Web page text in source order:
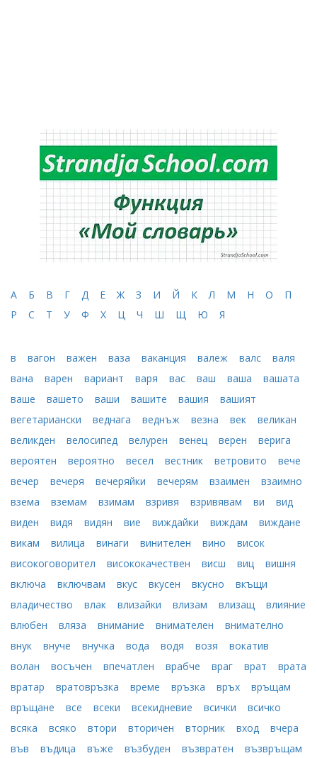
А Б В Г Д Е Ж З И Й К Л М Н О
П
Р
С Т У Ф Х Ц Ч Ш Щ Ю Я
в вагон важен ваза ваканция валеж валс
валя
вана
варен вариант варя вас ваш ваша
вашата
ваше
вашето ваши вашите вашия
вашият
вегетариански
веднага веднъж везна век
великан
великден
велосипед велурен венец верен
верига
вероятен
вероятно весел вестник ветровито
вече
вечер
вечеря вечеряйки вечерям взаимен
взаимно
взема
вземам взимам взривя взривявам ви
вид
виден
видя видян вие виждайки виждам
виждане
викам
вилица винаги винителен вино
висок
високоговорител
висококачествен висш виц
вишня
включа
включвам вкус вкусен вкусно
вкъщи
владичество
влак влизайки влизам влизащ
влияние
влюбен
вляза внимание внимателен
внимателно
внук
внуче внучка вода водя возя
вокатив
волан
восъчен впечатлен врабче враг врат
врата
вратар
вратовръзка време връзка връх
връщам
връщане
все всеки всекидневие всички
всичко
всяка
всяко втори вторичен вторник вход
вчера
във
въдица въже възбуден възвратен
възвръщам